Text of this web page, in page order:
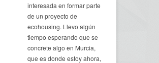
interesada en formar parte
de un proyecto de
ecohousing. Llevo algún
tiempo esperando que se
concrete algo en Murcia,
que es donde estoy ahora,